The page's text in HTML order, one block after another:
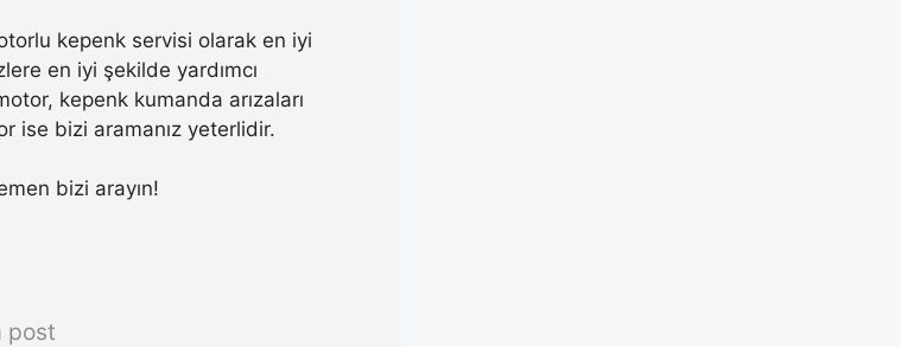
kepenk servisi olarak en iyi
en iyi şekilde yardımcı
kepenk kumanda arızaları
ise bizi aramanız yeterlidir.
bizi arayın!
post